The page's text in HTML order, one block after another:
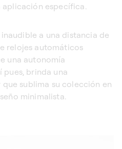
específica.
a una distancia de
relojes automáticos
una autonomía
pues, brinda una
sublima su colección en
minimalista.